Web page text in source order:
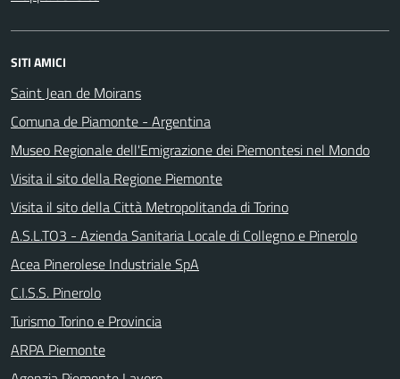
SITI AMICI
Saint Jean de Moirans
Comuna de Piamonte - Argentina
Museo Regionale dell'Emigrazione dei Piemontesi nel Mondo
Visita il sito della Regione Piemonte
Visita il sito della Città Metropolitanda di Torino
A.S.L.TO3 - Azienda Sanitaria Locale di Collegno e Pinerolo
Acea Pinerolese Industriale SpA
C.I.S.S. Pinerolo
Turismo Torino e Provincia
ARPA Piemonte